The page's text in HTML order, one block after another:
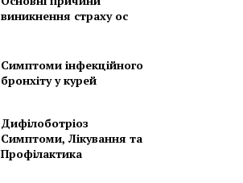
виникнення страху ос
Симптоми інфекційного
бронхіту у курей
Дифілоботріоз
Симптоми, Лікування та
Профілактика